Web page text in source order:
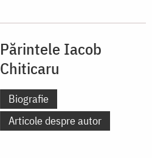
Părintele Iacob
Chiticaru
Biografie
Articole despre autor